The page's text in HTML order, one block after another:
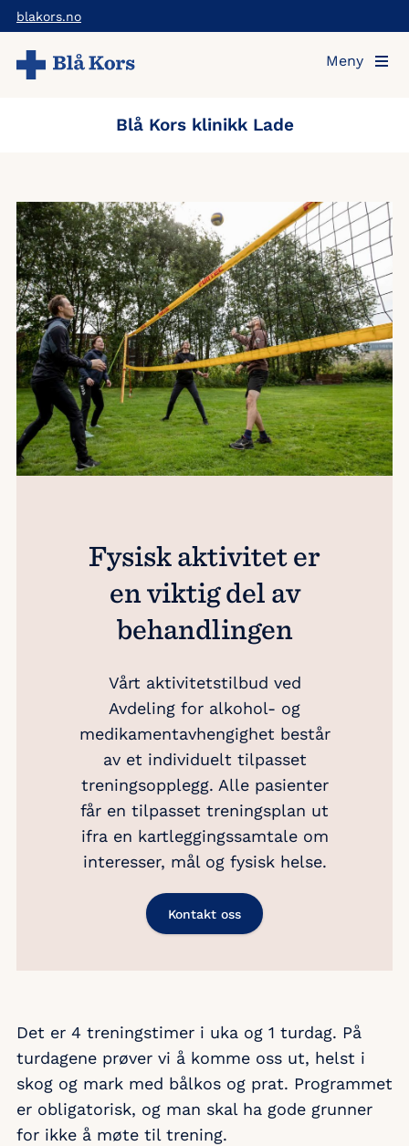
Hopp
til
hovedinnholdet
blakors.no
Meny
Blå Kors klinikk Lade
Fysisk aktivitet er
en viktig del av
behandlingen
Vårt aktivitetstilbud ved
Avdeling for alkohol- og
medikamentavhengighet består
av et individuelt tilpasset
treningsopplegg. Alle pasienter
får en tilpasset treningsplan ut
ifra en kartleggingssamtale om
interesser, mål og fysisk helse.
Kontakt oss
Det er 4 treningstimer i uka og 1 turdag. På
turdagene prøver vi å komme oss ut, helst i
skog og mark med bålkos og prat. Programmet
er obligatorisk, og man skal ha gode grunner
for ikke å møte til trening.